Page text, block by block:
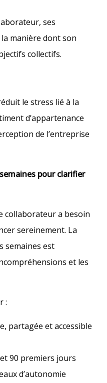
ses
manière dont son
collectifs.​
le stress lié à la
d’appartenance
de l’entreprise
pour clarifier
collaborateur a besoin
sereinement. La
semaines est
et les
:
partagée et accessible
90 premiers jours
d’autonomie